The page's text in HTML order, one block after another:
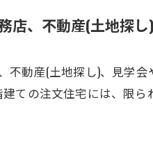
店、不動産(土地探
不動産(土地探し)、見学
ての注文住宅には、限